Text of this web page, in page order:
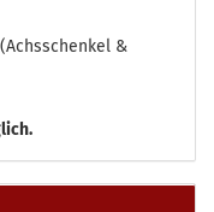
(Achsschenkel &